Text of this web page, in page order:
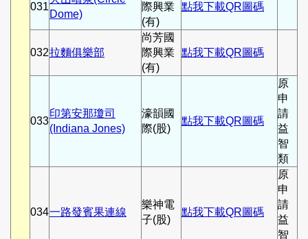
031
Dome)
際興業
(有)
點我下載QR圖碼
032拉麵俱樂部
尚芳國
際興業
(有)
點我下載QR圖碼
033
印第安那瓊司
(Indiana Jones)
濠韻國
際(股)
點我下載QR圖碼
原
申
請
益
智
類
034一路發賓果連線
樂神電
子(股)
點我下載QR圖碼
原
申
請
益
智